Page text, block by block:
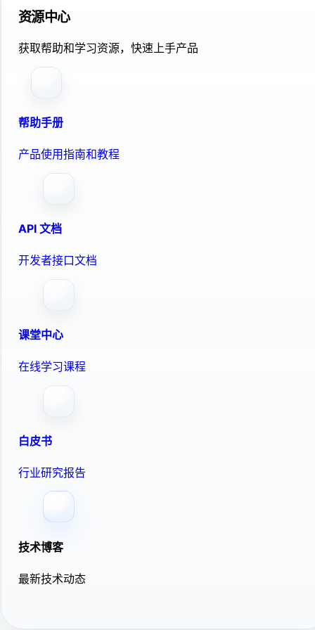
资源中心
获取帮助和学习资源，快速上手产品
帮助手册
产品使用指南和教程
API 文档
开发者接口文档
课堂中心
在线学习课程
白皮书
行业研究报告
技术博客
最新技术动态